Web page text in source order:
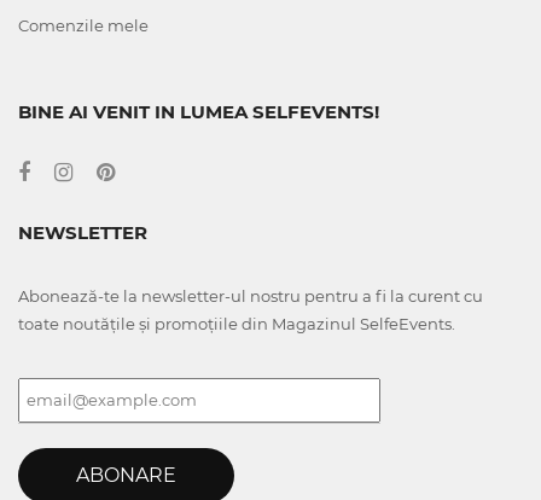
Comenzile mele
BINE AI VENIT IN LUMEA SELFEVENTS!
NEWSLETTER
Abonează-te la newsletter-ul nostru pentru a fi la curent cu
toate noutățile și promoțiile din Magazinul SelfeEvents.
ABONARE